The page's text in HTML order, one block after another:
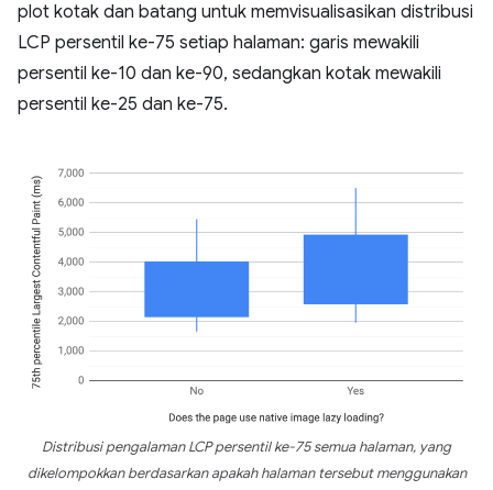
plot kotak dan batang untuk memvisualisasikan distribusi
LCP persentil ke-75 setiap halaman: garis mewakili
persentil ke-10 dan ke-90, sedangkan kotak mewakili
persentil ke-25 dan ke-75.
Distribusi pengalaman LCP persentil ke-75 semua halaman, yang
dikelompokkan berdasarkan apakah halaman tersebut menggunakan